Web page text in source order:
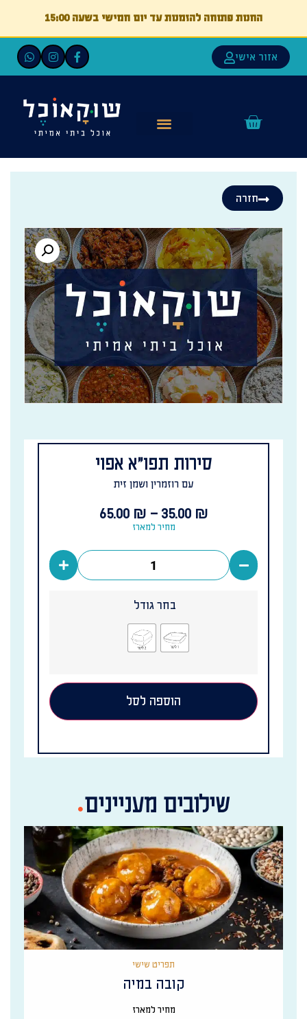
החנות פתוחה להזמנות עד יום חמישי בשעה 15:00
אזור אישי
חזרה
סירות תפו”א אפוי
עם רוזמרין ושמן זית
35.00 ₪
–
65.00 ₪
מחיר למארז
בחר גודל
הוספה לסל
שילובים מעניינים
תפריט שישי
קובה במיה
מחיר למארז